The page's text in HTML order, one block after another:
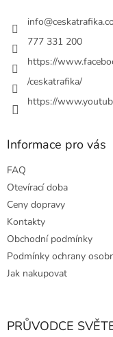
info@
777 331 200
https://
/ceskatrafika/
https://
Informace pro vás
FAQ
Otevírací doba
Ceny dopravy
Kontakty
Obchodní podmínky
Podmínky ochrany
Jak nakupovat
PRŮVODCE